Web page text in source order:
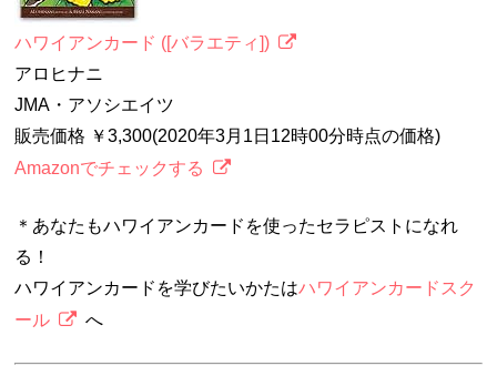
ハワイアンカード ([バラエティ])
アロヒナニ
JMA・アソシエイツ
販売価格 ￥3,300(2020年3月1日12時00分時点の価格)
Amazonでチェックする
＊あなたもハワイアンカードを使ったセラピストになれ
る！
ハワイアンカードを学びたいかたはハワイアンカードスク
ール
へ